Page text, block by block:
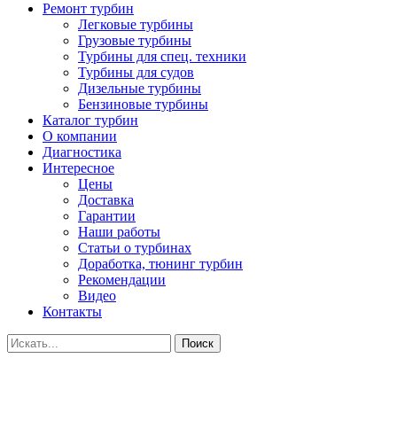
Ремонт турбин
Легковые турбины
Грузовые турбины
Турбины для спец. техники
Турбины для судов
Дизельные турбины
Бензиновые турбины
Каталог турбин
О компании
Диагностика
Интересное
Цены
Доставка
Гарантии
Наши работы
Статьи о турбинах
Доработка, тюнинг турбин
Рекомендации
Видео
Контакты
Поиск